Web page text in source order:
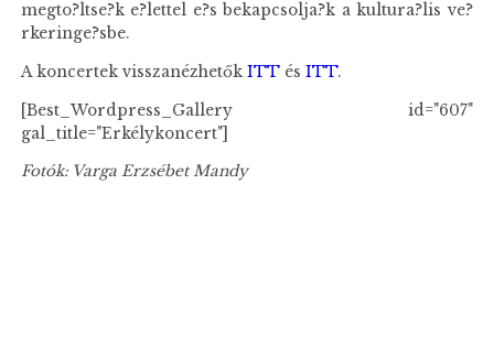
megto?ltse?k e?lettel e?s bekapcsolja?k a kultura?lis ve?
rkeringe?sbe.
A koncertek visszanézhetőkITT ésITT.
[Best_Wordpress_Gallery id="607"
gal_title="Erkélykoncert"]
Fotók: Varga Erzsébet Mandy